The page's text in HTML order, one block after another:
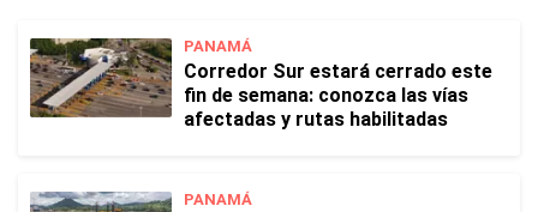
PANAMÁ
Corredor Sur estará cerrado este
fin de semana: conozca las vías
afectadas y rutas habilitadas
PANAMÁ